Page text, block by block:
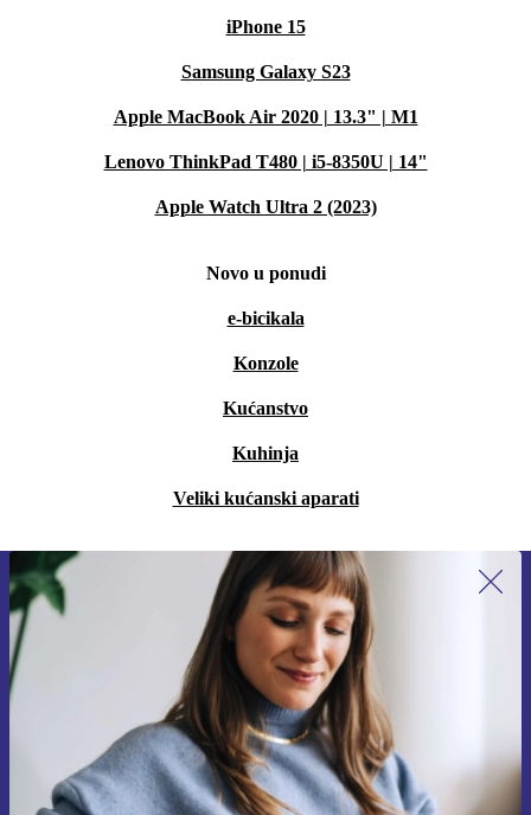
iPhone 15
Samsung Galaxy S23
Apple MacBook Air 2020 | 13.3" | M1
Lenovo ThinkPad T480 | i5-8350U | 14"
Apple Watch Ultra 2 (2023)
Novo u ponudi
e-bicikala
Konzole
Kućanstvo
Kuhinja
Veliki kućanski aparati
Prijavi se na newsletter!
Nikad više ne propusti ponudu.
Zatraži kupon